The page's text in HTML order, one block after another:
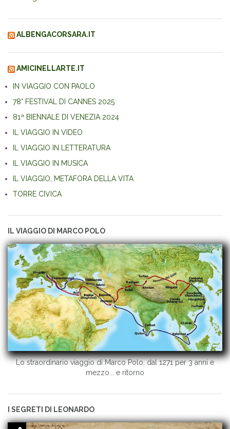
ALBENGACORSARA.IT
AMICINELLARTE.IT
IN VIAGGIO CON PAOLO
78° FESTIVAL DI CANNES 2025
81ª BIENNALE DI VENEZIA 2024
IL VIAGGIO IN VIDEO
IL VIAGGIO IN LETTERATURA
IL VIAGGIO IN MUSICA
IL VIAGGIO, METAFORA DELLA VITA
TORRE CIVICA
IL VIAGGIO DI MARCO POLO
Lo straordinario viaggio di Marco Polo, dal 1271 per 3 anni e
mezzo... e ritorno
I SEGRETI DI LEONARDO